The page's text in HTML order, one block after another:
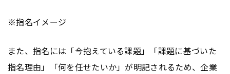
※指名イメージ
また、指名には「今抱えている課題」「課題に基づいた
指名理由」「何を任せたいか」が明記されるため、企業